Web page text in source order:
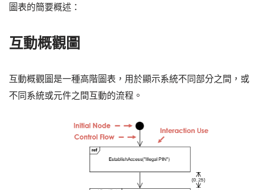
圖表的簡要概述：
互動概觀圖
互動概觀圖是一種高階圖表，用於顯示系統不同部分之間，或
不同系統或元件之間互動的流程。